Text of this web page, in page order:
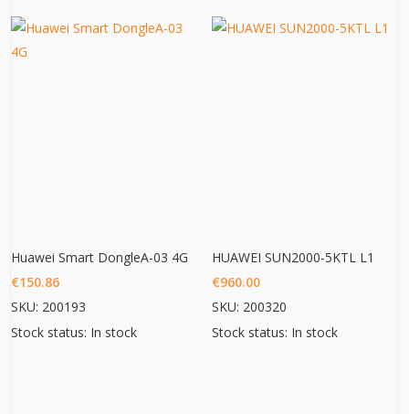
Huawei Smart DongleA-03 4G
€150.86
SKU: 200193
Stock status: In stock
HUAWEI SUN2000-5KTL L1
€960.00
SKU: 200320
Stock status: In stock